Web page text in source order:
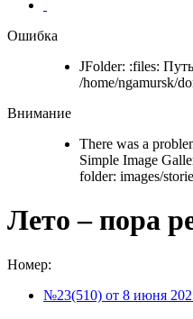
Ошибка
JFolder: :files:
/home/ngamursk/
Внимание
There was a
Simple Image
folder: images/
Лето – пора
Номер:
№23(510) от 8 июня